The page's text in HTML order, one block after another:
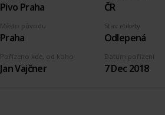
Pivo Praha ČR
Pořízeno kde, od koho
Jan Vajčner
Stav etikety
Odlepená
Datum pořízení
7 Dec 2018
Město původu
Praha